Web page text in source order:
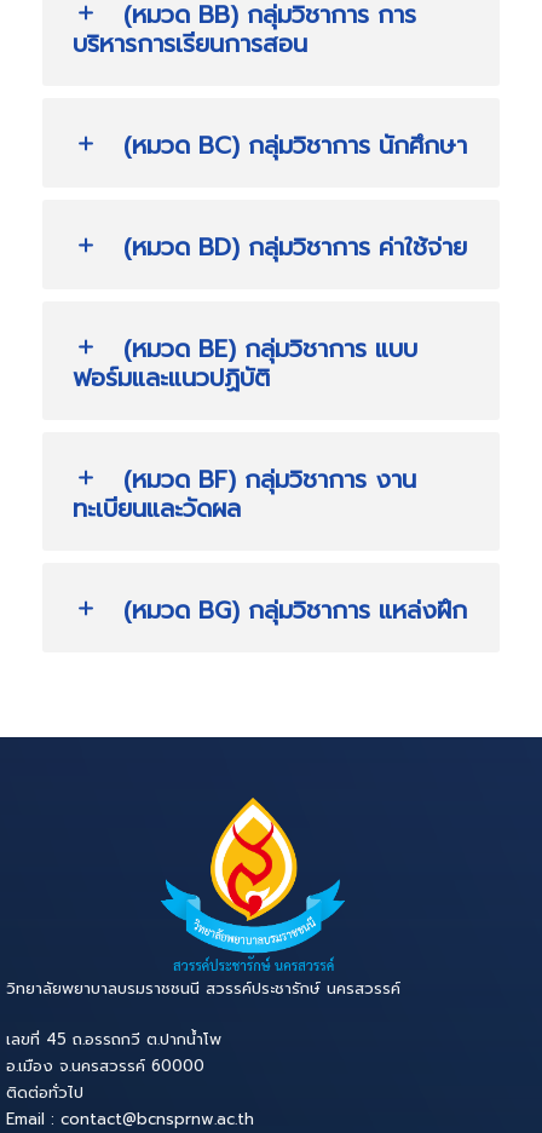
(หมวด BB) กลุ่มวิชาการ การ
บริหารการเรียนการสอน
(หมวด BC) กลุ่มวิชาการ นักศึกษา
(หมวด BD) กลุ่มวิชาการ ค่าใช้จ่าย
(หมวด BE) กลุ่มวิชาการ แบบ
ฟอร์มและแนวปฏิบัติ
(หมวด BF) กลุ่มวิชาการ งาน
ทะเบียนและวัดผล
(หมวด BG) กลุ่มวิชาการ แหล่งฝึก
วิทยาลัยพยาบาลบรมราชชนนี สวรรค์ประชารักษ์ นครสวรรค์
เลขที่ 45 ถ.อรรถกวี ต.ปากน้ำโพ
อ.เมือง จ.นครสวรรค์ 60000
ติดต่อทั่วไป
Email : contact@bcnsprnw.ac.th